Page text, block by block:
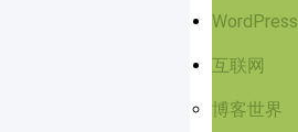
WordPress
互联网
博客世界